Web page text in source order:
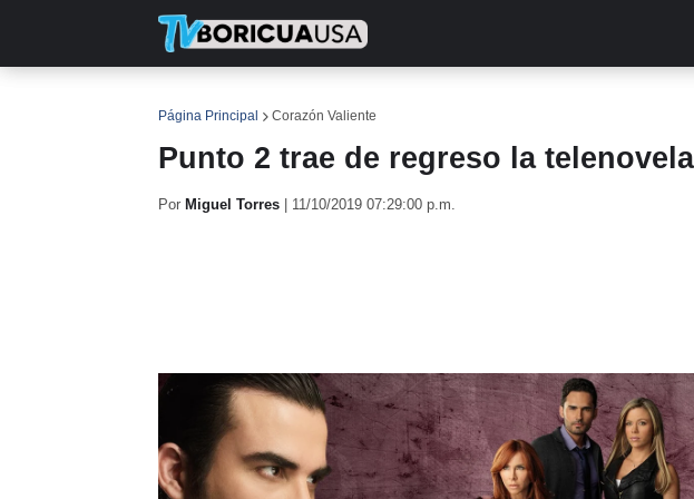
Página Principal Corazón Valiente
Punto 2 trae de regreso la
Por Miguel Torres 11/10/2019 07:29:00 p.m.